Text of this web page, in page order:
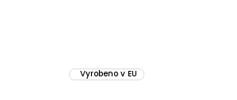
Vyrobeno v EU